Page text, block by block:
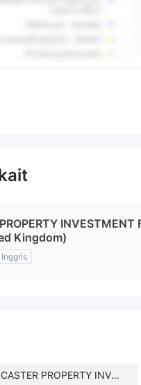
INVESTMENT
Kingdom)
PROPERTY INVES